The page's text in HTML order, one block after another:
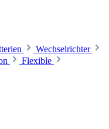
Wechselrichter
Flexible